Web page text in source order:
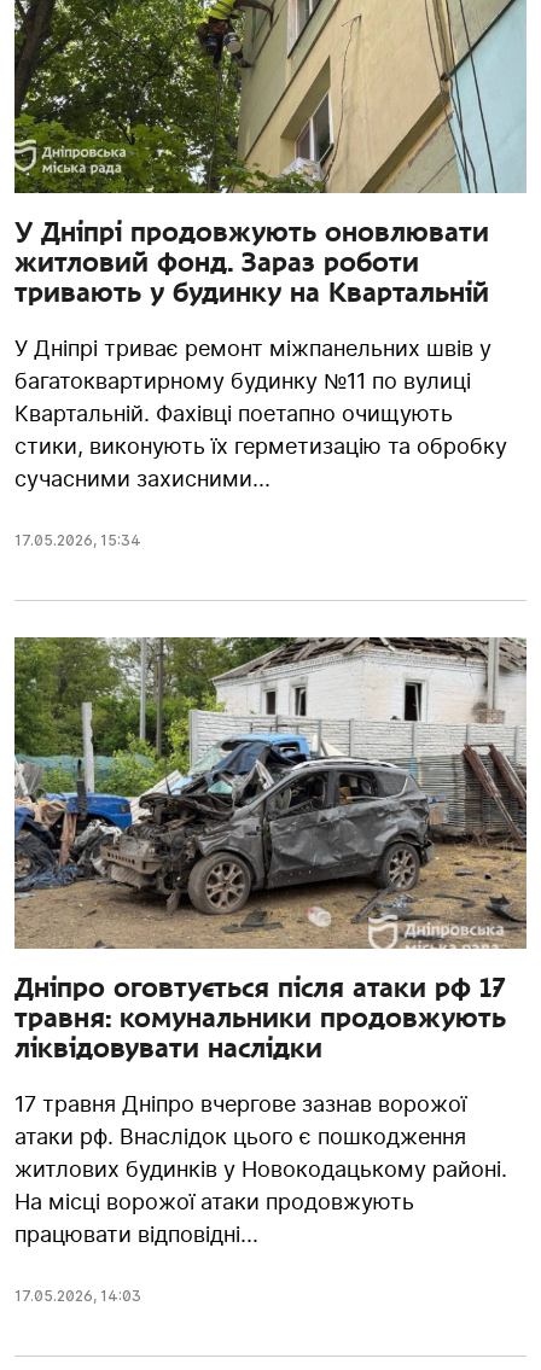
У Дніпрі продовжують оновлювати
житловий фонд. Зараз роботи
тривають у будинку на Квартальній
У Дніпрі триває ремонт міжпанельних швів у
багатоквартирному будинку №11 по вулиці
Квартальній. Фахівці поетапно очищують
стики, виконують їх герметизацію та обробку
сучасними захисними...
17.05.2026, 15:34
Дніпро оговтується після атаки рф 17
травня: комунальники продовжують
ліквідовувати наслідки
17 травня Дніпро вчергове зазнав ворожої
атаки рф. Внаслідок цього є пошкодження
житлових будинків у Новокодацькому районі.
На місці ворожої атаки продовжують
працювати відповідні...
17.05.2026, 14:03